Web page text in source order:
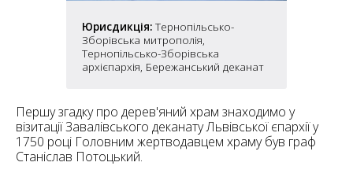
Юрисдикція: Тернопільсько-
Зборівська митрополія,
Тернопільсько-Зборівська
архієпархія, Бережанський деканат
Першу згадку про дерев'яний храм знаходимо у
візитації Завалівського деканату Львівської єпархії у
1750 році Головним жертводавцем храму був граф
Станіслав Потоцький.
37
182
11
10
10
6